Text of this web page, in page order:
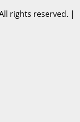
rights reserved. |